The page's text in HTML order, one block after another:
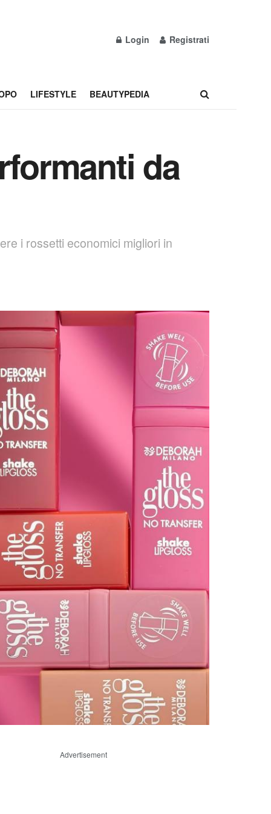
Login Registrati
LIFESTYLE BEAUTYPEDIA
da
i rossetti economici migliori in
Advertisement